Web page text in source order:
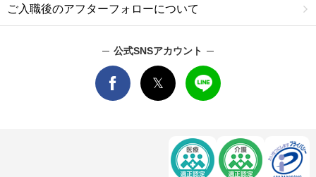
ご入職後のアフターフォローについて
公式SNSアカウント